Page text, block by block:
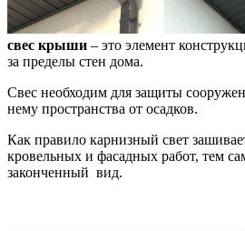
свес крыши – это элемент
за пределы стен дома.
Свес необходим для защиты
нему пространства от осадков.
Как правило карнизный свет
кровельных и фасадных работ, тем
законченный вид.